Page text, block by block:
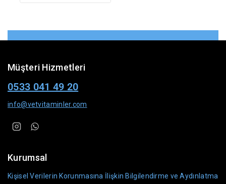
Müşteri Hizmetleri
0533 041 49 20
info@vetvitaminler.com
Kurumsal
Kişisel Verilerin Korunmasına İlişkin Bilgilendirme ve Aydınlatma